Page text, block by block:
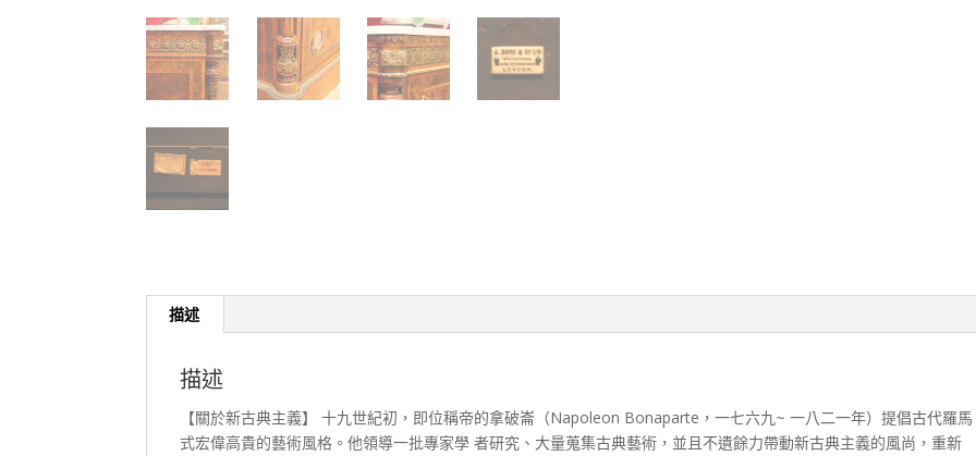
描述
描述
【關於新古典主義】 十九世紀初，即位稱帝的拿破崙（Napoleon Bonaparte，一七六九~ 一八二一年）提倡古代羅馬
式宏偉高貴的藝術風格。他領導一批專家學 者研究、大量蒐集古典藝術，並且不遺餘力帶動新古典主義的風尚，重新